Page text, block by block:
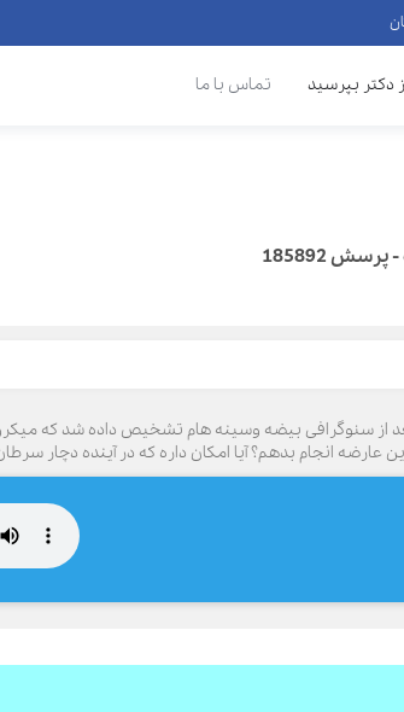
دکتر بپرسید تماس با ما
185892
کردم و بعد از سنوگرافی بیضه وسینه هام تشخیص داده شد
انجام بدهم؟ آیا امکان داره که در آینده دچار